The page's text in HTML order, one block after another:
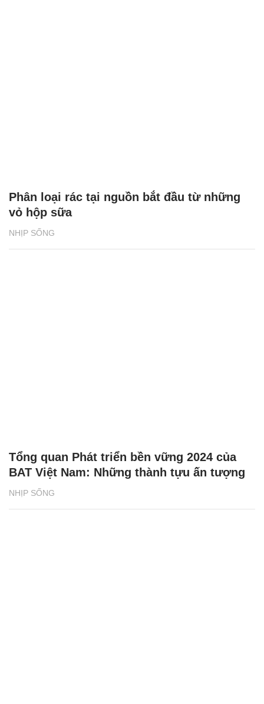
NHỊP SỐNG
Phân loại rác tại nguồn bắt đầu từ những
vỏ hộp sữa
NHỊP SỐNG
Tổng quan Phát triển bền vững 2024 của
BAT Việt Nam: Những thành tựu ấn tượng